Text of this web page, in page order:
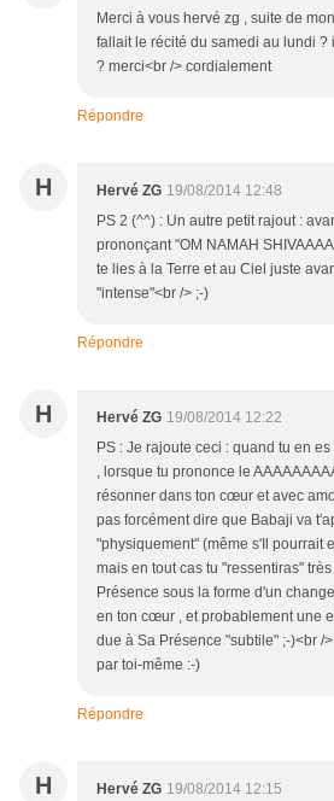
Merci à vous hervé zg , suite de
fallait le récité du samedi au lundi ?
? merci<br /> cordialement
Répondre
H Hervé ZG 19/08/2014 12:48
PS 2 (^^) : Un autre petit rajout :
prononçant "OM NAMAH
te lies à la Terre et au Ciel juste
"intense"<br /> ;-)
Répondre
H Hervé ZG 19/08/2014 12:22
PS : Je rajoute ceci : quand tu en es
, lorsque tu prononce le
résonner dans ton cœur et avec
pas forcément dire que Babaji va
"physiquement" (même s'Il pourrait
mais en tout cas tu "ressentiras"
Présence sous la forme d'un
en ton cœur , et probablement une
due à Sa Présence "subtile" ;-)<br /
par toi-même :-)
Répondre
H Hervé ZG 19/08/2014 12:15